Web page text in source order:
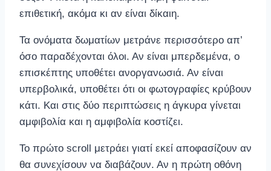
επιθετική, ακόμα κι αν είναι δίκαιη.
Τα ονόματα δωματίων μετράνε περισσότερο απ’
όσο παραδέχονται όλοι. Αν είναι μπερδεμένα, ο
επισκέπτης υποθέτει ανοργανωσιά. Αν είναι
υπερβολικά, υποθέτει ότι οι φωτογραφίες κρύβουν
κάτι. Και στις δύο περιπτώσεις η άγκυρα γίνεται
αμφιβολία και η αμφιβολία κοστίζει.
Το πρώτο scroll μετράει γιατί εκεί αποφασίζουν αν
θα συνεχίσουν να διαβάζουν. Αν η πρώτη οθόνη